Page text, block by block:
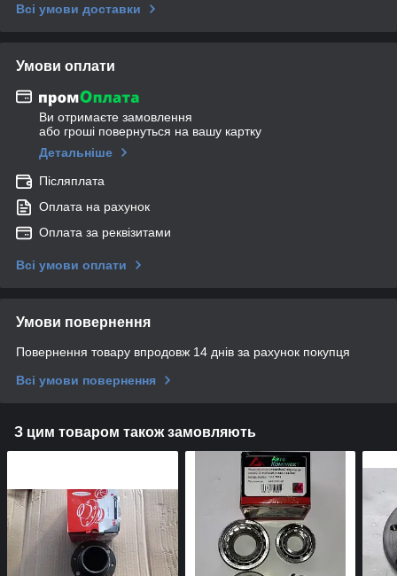
Всі умови доставки
Умови оплати
Ви отримаєте замовлення
або гроші повернуться на вашу картку
Детальніше
Післяплата
Оплата на рахунок
Оплата за реквізитами
Всі умови оплати
Умови повернення
Повернення товару впродовж 14 днів за рахунок покупця
Всі умови повернення
З цим товаром також замовляють